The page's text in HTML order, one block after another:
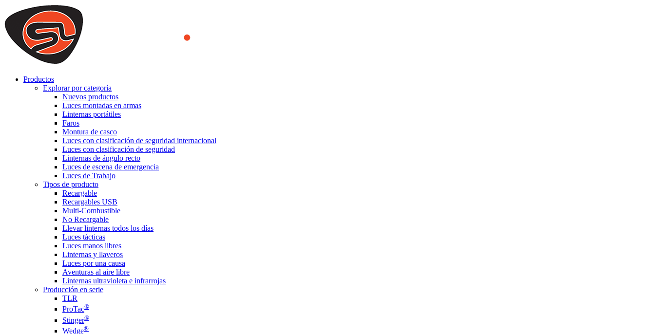
We use cookies to ensure that we provide you the best experience on our website. By continuing to browse this website, you accept that cookies are used to help us analyze how the website is used and to offer
you a better experience. To learn more or to find out how you can disable cookies, you can access our
ACCEPT AND CLOSE
Productos
Explorar por categoría
Nuevos productos
Luces montadas en armas
Linternas portátiles
Faros
Montura de casco
Luces con clasificación de seguridad internacional
Luces con clasificación de seguridad
Linternas de ángulo recto
Luces de escena de emergencia
Luces de Trabajo
Tipos de producto
Recargable
Recargables USB
Multi-Combustible
No Recargable
Llevar linternas todos los días
Luces tácticas
Luces manos libres
Linternas y llaveros
Luces por una causa
Aventuras al aire libre
Linternas ultravioleta e infrarrojas
Producción en serie
TLR
ProTac®
Stinger®
Wedge®